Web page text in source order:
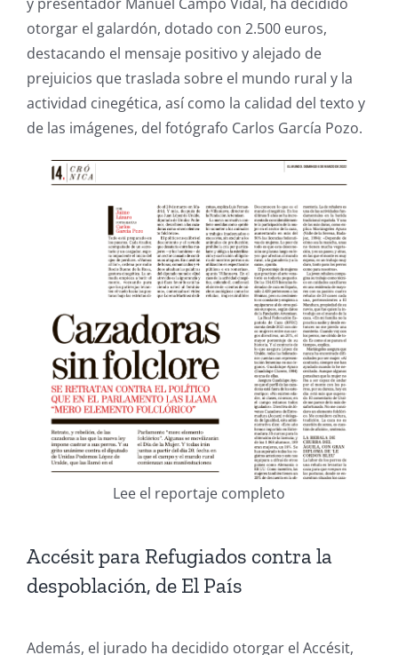
otorgar el galardón, dotado con 2.500 euros,
destacando el mensaje positivo y alejado de
prejuicios que traslada sobre el mundo rural y la
actividad cinegética, así como la calidad del texto y
de las imágenes, del fotógrafo Carlos García Pozo.
Lee el reportaje completo
Accésit para Refugiados contra la
despoblación, de El País
Además, el jurado ha decidido otorgar el Accésit,